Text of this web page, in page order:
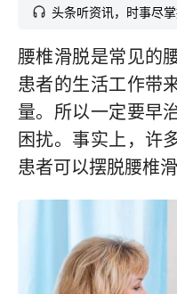
头条听资讯，时事尽
腰椎滑脱是常见的
患者的生活工作带
量。所以一定要早
困扰。事实上，许
患者可以摆脱腰椎滑